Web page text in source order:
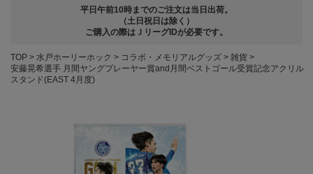
平日午前10時までのご注文は当日出荷。
（土日祝日は除く）
ご購入の際はＪリーグIDが必要です。
TOP 水戸ホーリーホック コラボ・メモリアルグッズ
雑貨
安藤晃希選手 月間ヤングプレーヤー賞and月間ベストゴール受賞記念アクリル
スタンド(EAST 4月度)